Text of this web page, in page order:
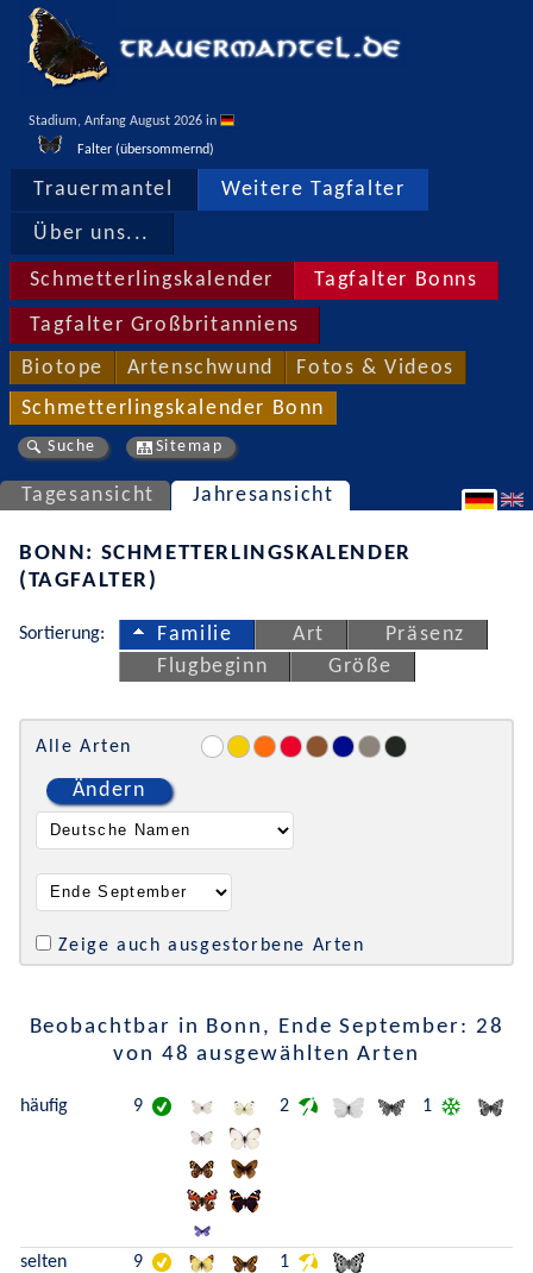
Stadium, Anfang August 2026 in
Falter (übersommernd)
Trauermantel Weitere Tagfalter
Über uns...
Schmetterlingskalender Tagfalter Bonns
Tagfalter Großbritanniens
Biotope Artenschwund Fotos & Videos
Schmetterlingskalender Bonn
Suche Sitemap
Tagesansicht Jahresansicht
BONN: SCHMETTERLINGSKALENDER
(TAGFALTER)
Sortierung: Familie Art
Präsenz
Flugbeginn
Größe
Alle Arten
Ändern
Zeige auch ausgestorbene Arten
Beobachtbar in Bonn, Ende September: 28
von 48 ausgewählten Arten
häufig 9 2 1
selten 9 1